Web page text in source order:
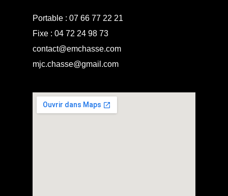
Portable : 07 66 77 22 21
Fixe : 04 72 24 98 73
contact@emchasse.com
mjc.chasse@gmail.com